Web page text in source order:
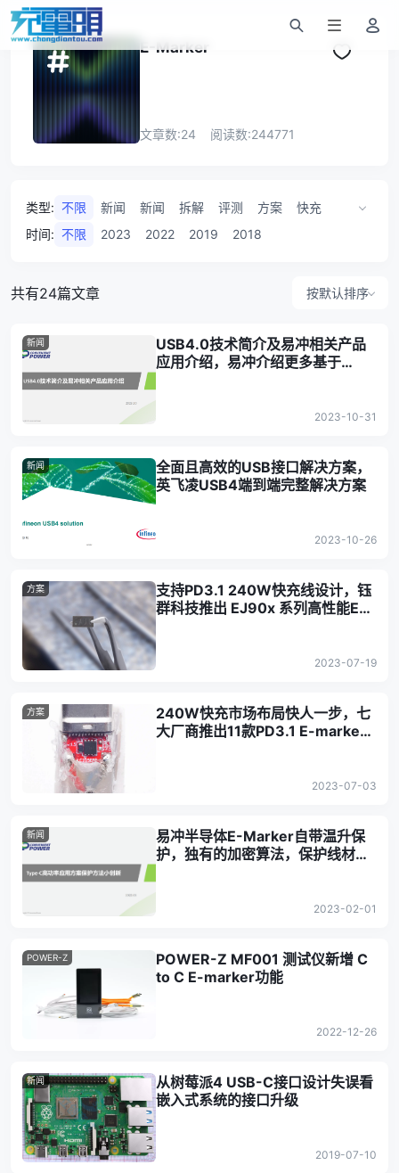
E-Marker
文章数:24 阅读数:244771
类型: 不限 新闻 新闻 拆解 评测 方案
快充
数据线
研讨会 事件 活动回顾
时间: 不限 2023 2022 2019 2018
共有24篇文章 按默认排序
新闻
USB4.0技术简介及易冲相关产品
应用介绍，易冲介绍更多基于
2023-10-31
新闻
全面且高效的USB接口解决方案，
英飞凌USB4端到端完整解决方案
2023-10-26
方案
支持PD3.1 240W快充线设计，钰
群科技推出 EJ90x 系列高性能E-
2023-07-19
方案
240W快充市场布局快人一步，七
大厂商推出11款PD3.1 E-marker
2023-07-03
新闻
易冲半导体E-Marker自带温升保
护，独有的加密算法，保护线材安
2023-02-01
POWER-Z
POWER-Z MF001 测试仪新增 C
to C E-marker功能
2022-12-26
新闻
从树莓派4 USB-C接口设计失误看
嵌入式系统的接口升级
2019-07-10